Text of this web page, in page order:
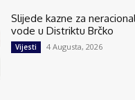
Slijede kazne za
vode u Distriktu Brčko
Vijesti 4 Augusta, 2026